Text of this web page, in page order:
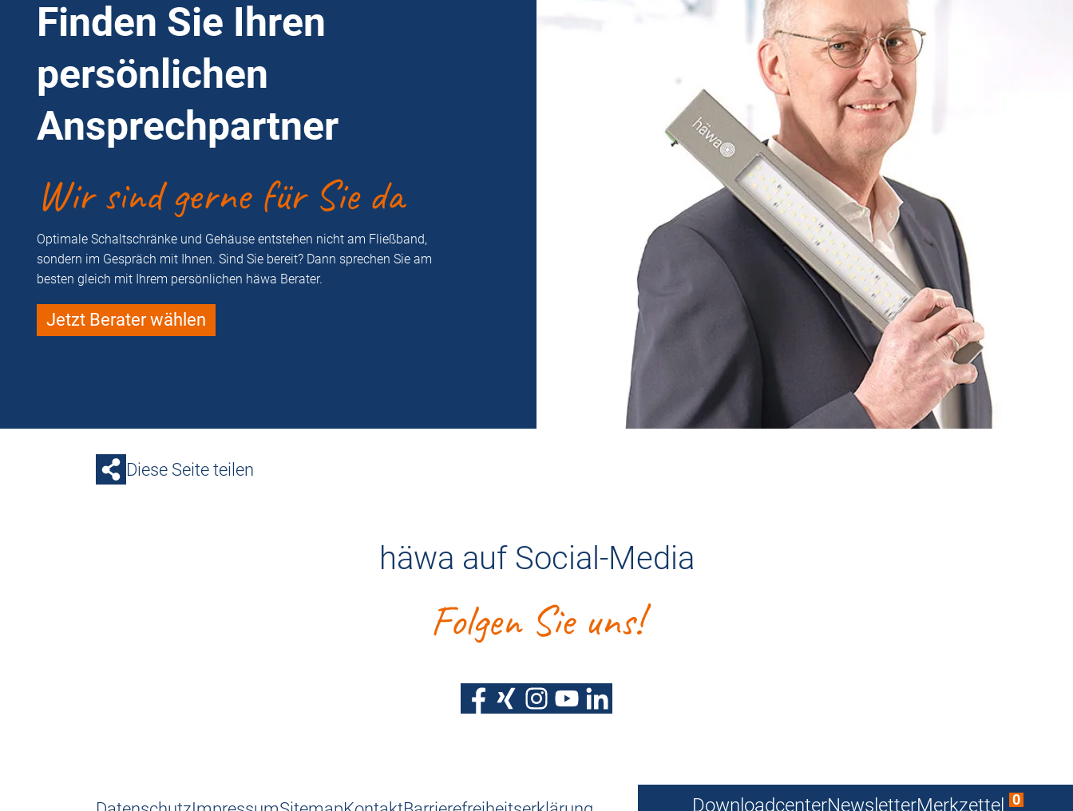
DownloadcenterNewsletterMerkzettel 0
Finden Sie Ihren
persönlichen
Ansprechpartner
Wir sind gerne für Sie da
Optimale Schaltschränke und Gehäuse entstehen nicht am Fließband,
sondern im Gespräch mit Ihnen. Sind Sie bereit? Dann sprechen Sie am
besten gleich mit Ihrem persönlichen häwa Berater.
Jetzt Berater wählen
Diese Seite teilen
häwa auf Social-Media
Folgen Sie uns!